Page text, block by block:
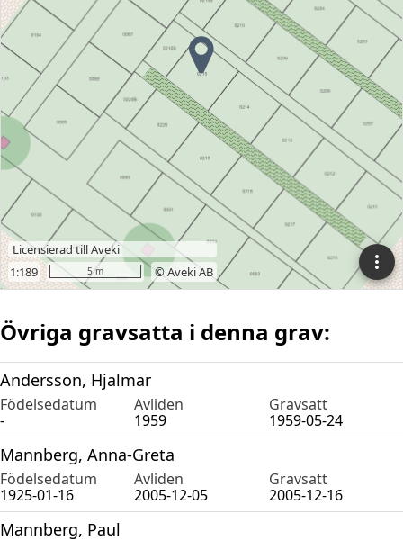
Övriga gravsatta i denna grav:
Andersson, Hjalmar
Födelsedatum Avliden
Gravsatt
-
1959 1959-05-24
Mannberg, Anna-Greta
Födelsedatum Avliden
Gravsatt
1925-01-16
2005-12-05 2005-12-16
Mannberg, Paul